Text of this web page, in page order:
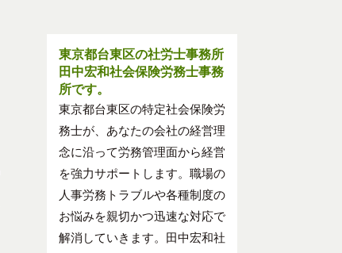
東京都台東区の社労士事務所
田中宏和社会保険労務士事務
所です。
東京都台東区の特定社会保険労
務士が、あなたの会社の経営理
念に沿って労務管理面から経営
を強力サポートします。職場の
人事労務トラブルや各種制度の
お悩みを親切かつ迅速な対応で
解消していきます。田中宏和社